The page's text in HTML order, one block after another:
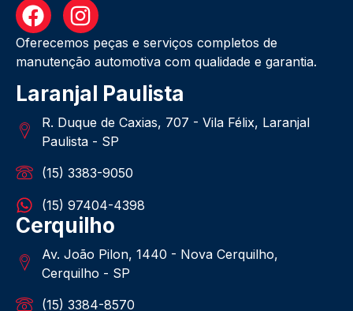
Oferecemos peças e serviços completos de
manutenção automotiva com qualidade e garantia.
Laranjal Paulista
R. Duque de Caxias, 707 - Vila Félix, Laranjal
Paulista - SP
(15) 3383-9050
(15) 97404-4398
Cerquilho
Av. João Pilon, 1440 - Nova Cerquilho,
Cerquilho - SP
(15) 3384-8570